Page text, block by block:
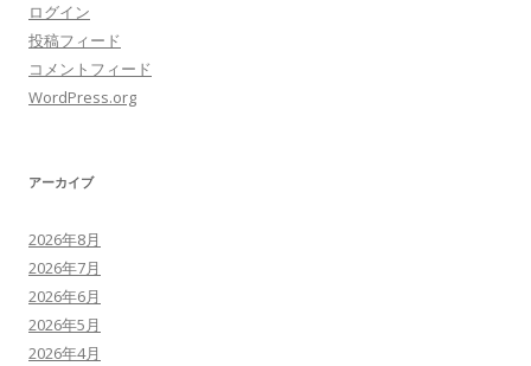
ログイン
投稿フィード
コメントフィード
WordPress.org
アーカイブ
2026年8月
2026年7月
2026年6月
2026年5月
2026年4月